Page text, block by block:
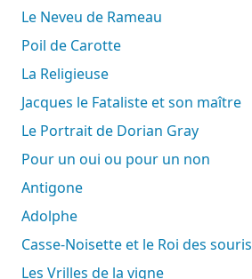
Le Neveu de Rameau
Poil de Carotte
La Religieuse
Jacques le Fataliste et son maître
Le Portrait de Dorian Gray
Pour un oui ou pour un non
Antigone
Adolphe
Casse-Noisette et le Roi des souris
Les Vrilles de la vigne